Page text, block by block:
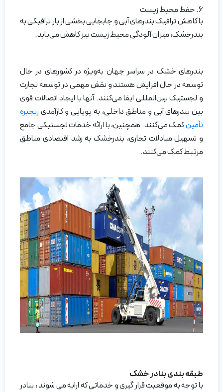
6. حفظ محیط زیست
با کاهش ترافیک بندرهای آبی و جابجایی بخشی از بار ترافیکی به
بندرخشک، میزان آلودگی محیط زیست نیز کاهش می‌یابد.
بندرهای خشک در سراسر جهان به‌ویژه در کشورهای در حال
توسعه در حال افزایش هستند و نقش مهمی در توسعه تجارت
و لجستیک بین‌المللی ایفا می‌کنند. آنها با ایجاد اتصالات قوی
بین بندرهای آبی و مناطق داخلی، به پویایی و کارآمدی زنجیره
تأمینکمک می‌کنند. همچنین، با ارائه خدمات لجستیکی جامع
و تسهیل مبادلات تجاری، بندرخشک به رشد اقتصادی مناطق
مرتبط کمک می‌کنند.
طبقه بندی بنادر خشک
با توجه به موقعیت قرار گیری و خدماتی که ارایه می شوند ، بنادر